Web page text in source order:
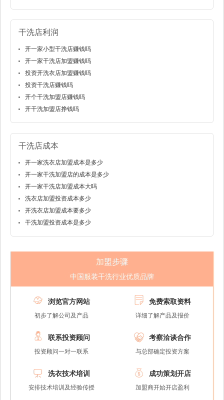
干洗店利润
开一家小型干洗店赚钱吗
开一家干洗店加盟赚钱吗
投资开洗衣店加盟赚钱吗
投资干洗店赚钱吗
开个干洗加盟店赚钱吗
开干洗加盟店挣钱吗
干洗店成本
开一家洗衣店加盟成本是多少
开一家干洗加盟店的成本是多少
开一家干洗店加盟成本大吗
洗衣店加盟投资成本多少
开洗衣店加盟成本要多少
干洗加盟投资成本是多少
加盟步骤
中国服装干洗行业优质品牌
 浏览官方网站
初步了解公司及产品
 免费索取资料
详细了解产品及报价
 联系投资顾问
投资顾问一对一联系
 考察洽谈合作
与总部确定投资方案
 洗衣技术培训
安排技术培训及经验传授
 成功策划开店
加盟商开始开店盈利